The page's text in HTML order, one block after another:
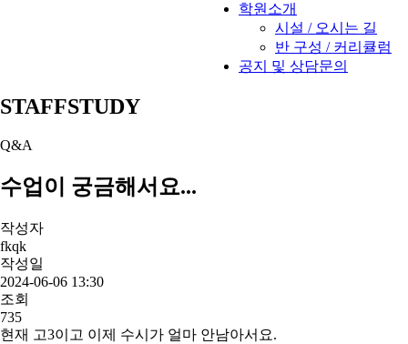
학원소개
시설 / 오시는 길
반 구성 / 커리큘럼
공지 및 상담문의
STAFFSTUDY
Q&A
수업이 궁금해서요...
작성자
fkqk
작성일
2024-06-06 13:30
조회
735
현재 고3이고 이제 수시가 얼마 안남아서요.